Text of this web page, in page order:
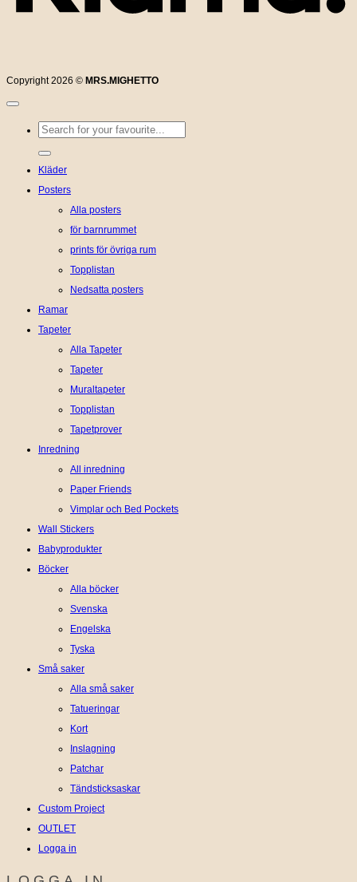
Copyright 2026 © MRS.MIGHETTO
Sök
efter:
Kläder
Posters
Alla posters
för barnrummet
prints för övriga rum
Topplistan
Nedsatta posters
Ramar
Tapeter
Alla Tapeter
Tapeter
Muraltapeter
Topplistan
Tapetprover
Inredning
All inredning
Paper Friends
Vimplar och Bed Pockets
Wall Stickers
Babyprodukter
Böcker
Alla böcker
Svenska
Engelska
Tyska
Små saker
Alla små saker
Tatueringar
Kort
Inslagning
Patchar
Tändsticksaskar
Custom Project
OUTLET
Logga in